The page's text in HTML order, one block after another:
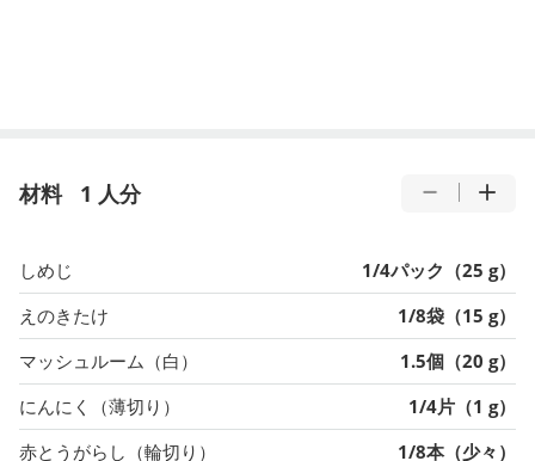
材料 1 人分
しめじ
1/4パック（25 g）
えのきたけ
1/8袋（15 g）
マッシュルーム（白）
1.5個（20 g）
にんにく（薄切り）
1/4片（1 g）
赤とうがらし（輪切り）
1/8本（少々）